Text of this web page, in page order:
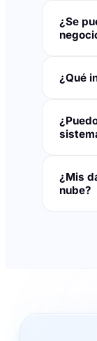
¿Se
¿Qué
¿Mis
nube?